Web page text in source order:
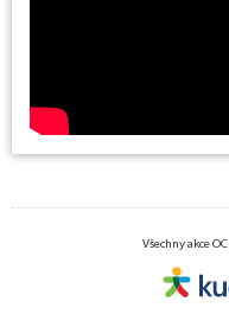
Všechny akce